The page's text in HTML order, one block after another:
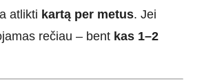
atlikti kartą per metus. Jei
rečiau – bent kas 1–2